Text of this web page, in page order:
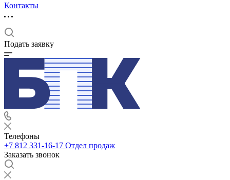
Контакты
Подать заявку
Телефоны
+7 812 331-16-17 Отдел продаж
Заказать звонок